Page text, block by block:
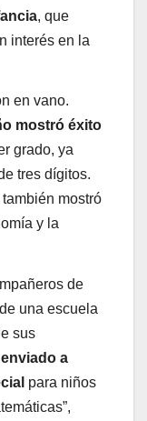
, que
interés en la
en vano.
mostró éxito
grado, ya
tres dígitos.
mostró
y la
de
una escuela
sus
a
para niños